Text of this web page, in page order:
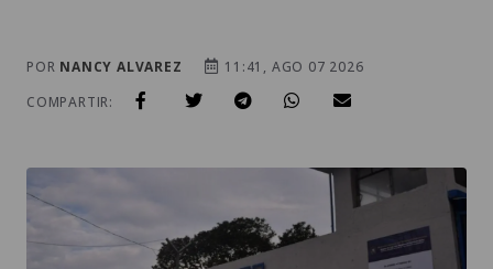
POR NANCY ALVAREZ
11:41, AGO 07 2026
COMPARTIR: